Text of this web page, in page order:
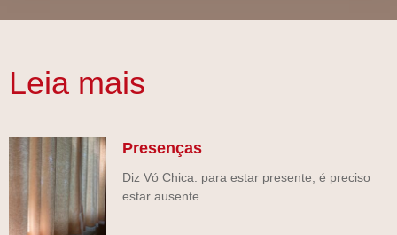
Leia mais
Presenças
Diz Vó Chica: para estar presente, é preciso
estar ausente.